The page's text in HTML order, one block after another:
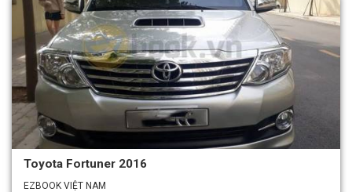
Toyota Fortuner 2016
EZBOOK VIỆT NAM